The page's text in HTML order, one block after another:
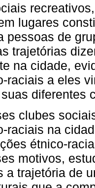
lugares
pessoas de
trajetórias
na cidade,
raciais a eles
diferentes
clubes
raciais na
étnico-
motivos,
a trajetória de